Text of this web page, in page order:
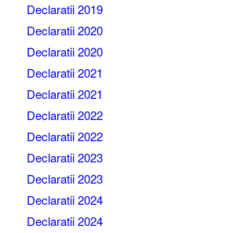
Declaratii 2019
Declaratii 2020
Declaratii 2020
Declaratii 2021
Declaratii 2021
Declaratii 2022
Declaratii 2022
Declaratii 2023
Declaratii 2023
Declaratii 2024
Declaratii 2024